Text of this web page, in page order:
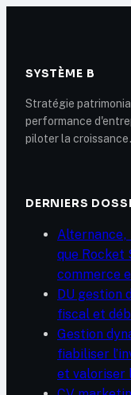
SYSTÈME B
Stratégie
performance
piloter la croissance.
DERNIERS
Alternance,
que Rocket
commerce
DU gestion
fiscal et
Gestion
fiabiliser
et valoriser